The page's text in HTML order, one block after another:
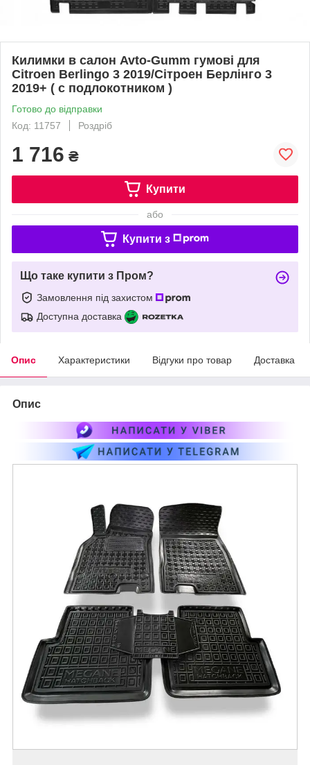
Килимки в салон Avto-Gumm гумові для
Citroen Berlingo 3 2019/Сітроен Берлінго 3
2019+ ( с подлокотником )
Готово до відправки
Код: 11757
Роздріб
1 716 ₴
Купити
або
Купити з
Що таке купити з Пром?
Замовлення під захистом
Доступна доставка
Опис Характеристики Відгуки про товар Доставка
Опис